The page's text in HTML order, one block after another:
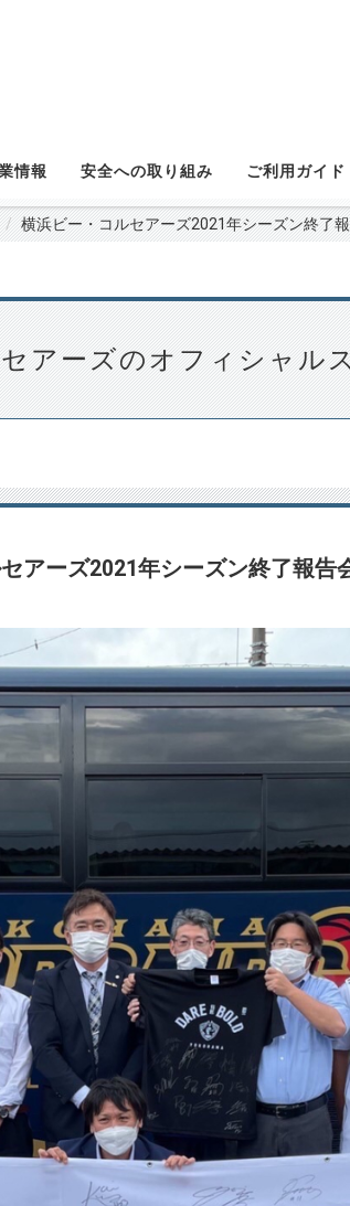
情報 安全への取り組み ご利用ガイド
横浜ビー・コルセアーズ2021年シーズン終了
アーズのオフィシャル
アーズ2021年シーズン終了報告